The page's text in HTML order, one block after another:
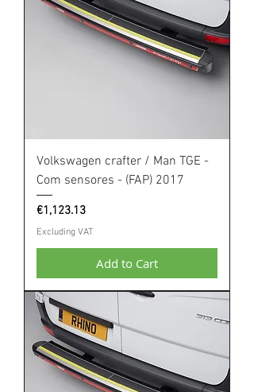
Volkswagen crafter / Man TGE -
Com sensores - (FAP) 2017
Price
€1,123.13
Excluding VAT
Add to Cart